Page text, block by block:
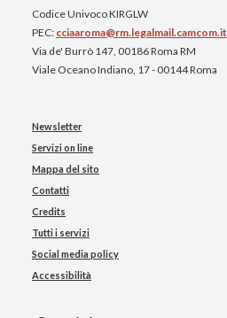
Codice Univoco KIRGLW
PEC: cciaaroma@rm.legalmail.camcom.it
Via de' Burrò 147, 00186 Roma RM
Viale Oceano Indiano, 17 - 00144 Roma
Newsletter
Servizi on line
Mappa del sito
Contatti
Credits
Tutti i servizi
Social media policy
Accessibilità